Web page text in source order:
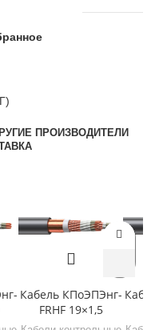
ПРОИЗВОДИТЕЛИ
Кабель КПоЭПЭнг-
FRHF 19×1,5